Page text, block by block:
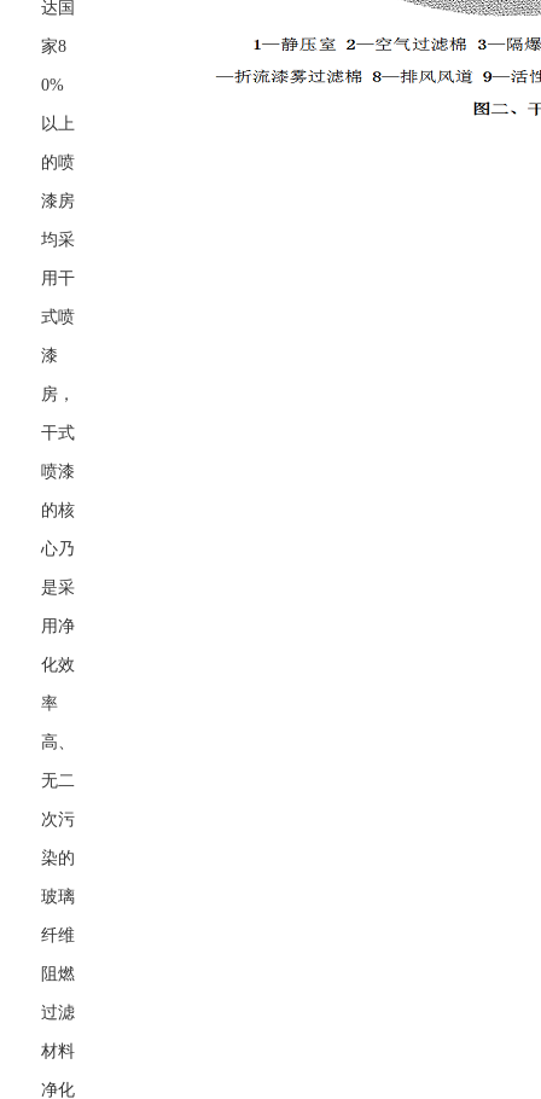
达国
家8
0%
以上
的喷
漆房
均采
用干
式喷
漆
房，
干式
喷漆
的核
心乃
是采
用净
化效
率
高、
无二
次污
染的
玻璃
纤维
阻燃
过滤
材料
净化